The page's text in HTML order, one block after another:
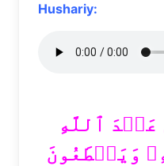
Hushariy:
عَهۡدَ ٱللَّهِ
وَيَقۡطَعُونَ